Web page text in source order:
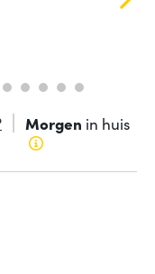
Morgen in huis